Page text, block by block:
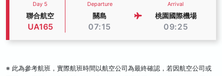
Day 5
聯合航空
UA165
Departure
關島
07:15
Arrival
桃園國際機場
09:25
※ 此為參考航班，實際航班時間以航空公司為最終確認，若因航空公司或